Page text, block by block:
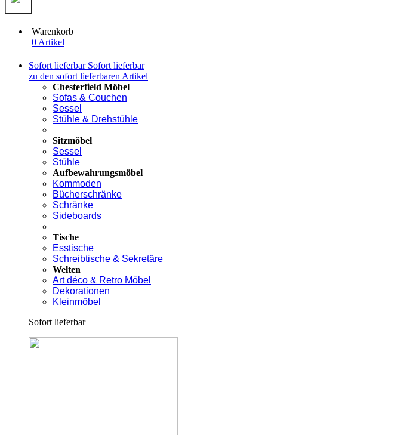
Warenkorb
0 Artikel
Sofort lieferbar Sofort lieferbar
zu den sofort lieferbaren Artikel
Chesterfield Möbel
Sofas & Couchen
Sessel
Stühle & Drehstühle
Sitzmöbel
Sessel
Stühle
Aufbewahrungsmöbel
Kommoden
Bücherschränke
Schränke
Sideboards
Tische
Esstische
Schreibtische & Sekretäre
Welten
Art déco & Retro Möbel
Dekorationen
Kleinmöbel
Sofort lieferbar